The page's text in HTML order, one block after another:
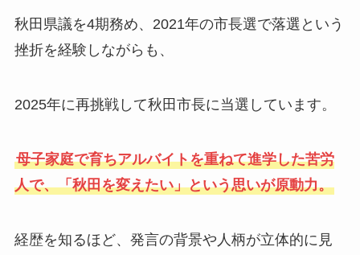
秋田県議を4期務め、2021年の市長選で落選という
挫折を経験しながらも、
2025年に再挑戦して秋田市長に当選しています。
母子家庭で育ちアルバイトを重ねて進学した苦労
人で、「秋田を変えたい」という思いが原動力。
経歴を知るほど、発言の背景や人柄が立体的に見